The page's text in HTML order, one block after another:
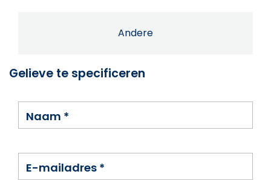
Andere
Gelieve te specificeren
Naam *
E-mailadres *